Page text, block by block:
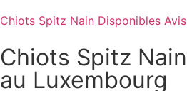
Chiots Spitz Nain Disponibles
Chiots Spitz
au Luxembourg